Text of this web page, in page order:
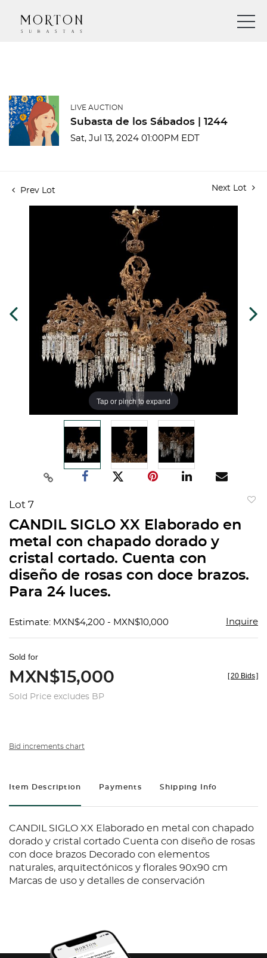
LIVE AUCTION
Subasta de los Sábados | 1244
Sat, Jul 13, 2024 01:00PM EDT
Prev Lot Next Lot
Tap or pinch to expand
Lot 7
CANDIL SIGLO XX Elaborado en
metal con chapado dorado y
cristal cortado. Cuenta con
diseño de rosas con doce brazos.
Para 24 luces.
Estimate: MXN$4,200 - MXN$10,000 Inquire
Sold for
MXN$15,000
Sold Price excludes BP
[20 Bids]
Bid increments chart
Item Description Payments Shipping Info
CANDIL SIGLO XX Elaborado en metal con chapado
dorado y cristal cortado Cuenta con diseño de rosas
con doce brazos Decorado con elementos
naturales, arquitectónicos y florales 90x90 cm
Marcas de uso y detalles de conservación